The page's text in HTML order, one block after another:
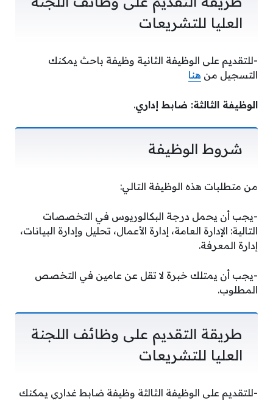
العليا للتشريعات
-للتقديم على الوظيفة الثانية وظيفة باحث يمكنك
التسجيل من هنا
الوظيفة الثالثة: ضابط إداري.
شروط الوظيفة
من متطلبات هذه الوظيفة التالي:
-يجب أن يحمل درجة البكالوريوس في التخصصات
التالية: الإدارة العامة، إدارة الأعمال، تحليل وإدارة البيانات،
إدارة المعرفة.
-يجب أن يمتلك خبرة لا تقل عن عامين في التخصص
المطلوب.
طريقة التقديم على وظائف اللجنة
العليا للتشريعات
-للتقديم على الوظيفة الثالثة وظيفة ضابط غداري يمكنك